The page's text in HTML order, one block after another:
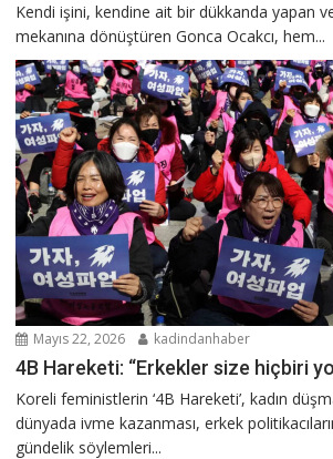
Kendi işini, kendine ait bir dükkanda yapan
mekanına dönüştüren Gonca Ocakcı, hem...
Mayıs 22, 2026 kadindanhaber
4B Hareketi: “Erkekler size hiçbiri
Koreli feministlerin ‘4B Hareketi’, kadın
dünyada ivme kazanması, erkek
gündelik söylemleri...